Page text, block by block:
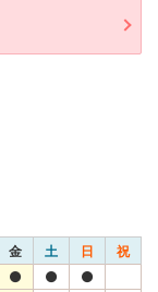
金 土 日 祝